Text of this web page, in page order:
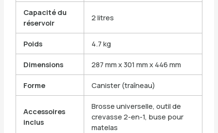
Capacité du
réservoir
2 litres
Poids 4.7 kg
Dimensions 287 mm x 301 mm x 446 mm
Forme Canister (traîneau)
Accessoires
inclus
Brosse universelle, outil de
crevasse 2-en-1, buse pour
matelas